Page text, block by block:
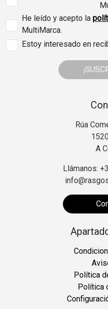
He leído y acepto la
MultiMarca.
Estoy interesado en
Rúa
A
Llámanos:
Política
Política